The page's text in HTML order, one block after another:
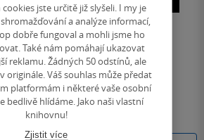
Švindl
Winter Renshawová
3.9
z
5
hvězdiček
pevná vazba
322 Kč
Běžně
jste určitě již slyšeli. I my je
a analýze informací,
dobře fungoval a mohli jsme ho
Také nám pomáhají ukazovat
reklamu. Žádných 50 odstínů, ale
originále. Váš souhlas může předat
platformám i některé vaše osobní
bedlivě hlídáme. Jako naši vlastní
knihovnu!
Zjistit více